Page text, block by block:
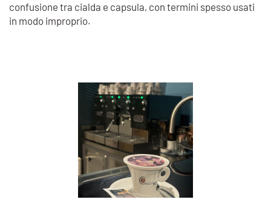
confusione tra cialda e capsula, con termini spesso usati
in modo improprio.